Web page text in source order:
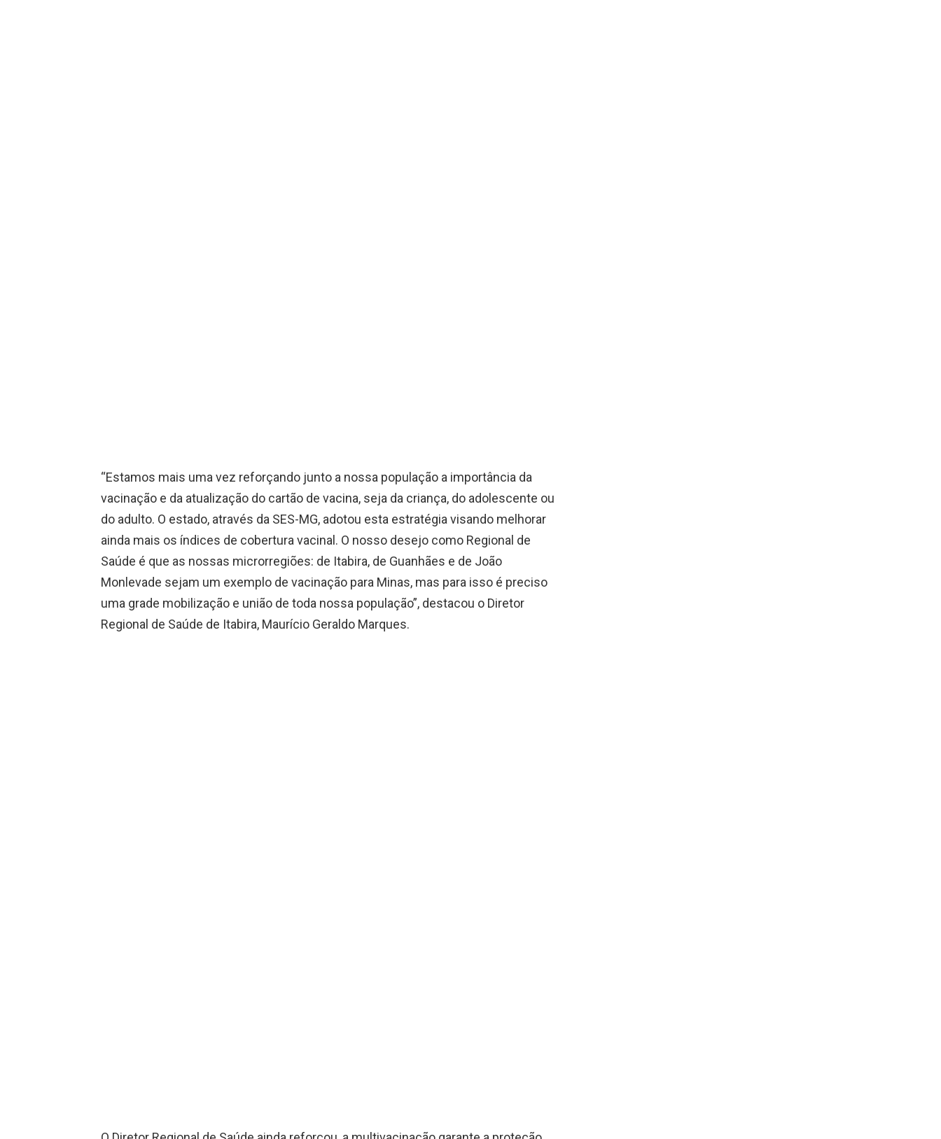
“Estamos mais uma vez reforçando junto a nossa população a importância da
vacinação e da atualização do cartão de vacina, seja da criança, do adolescente ou
do adulto. O estado, através da SES-MG, adotou esta estratégia visando melhorar
ainda mais os índices de cobertura vacinal. O nosso desejo como Regional de
Saúde é que as nossas microrregiões: de Itabira, de Guanhães e de João
Monlevade sejam um exemplo de vacinação para Minas, mas para isso é preciso
uma grade mobilização e união de toda nossa população”, destacou o Diretor
Regional de Saúde de Itabira, Maurício Geraldo Marques.